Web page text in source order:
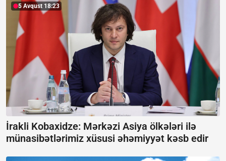
5 Avqust 18:23
İrakli Kobaxidze: Mərkəzi Asiya ölkələri ilə
münasibətlərimiz xüsusi əhəmiyyət kəsb edir